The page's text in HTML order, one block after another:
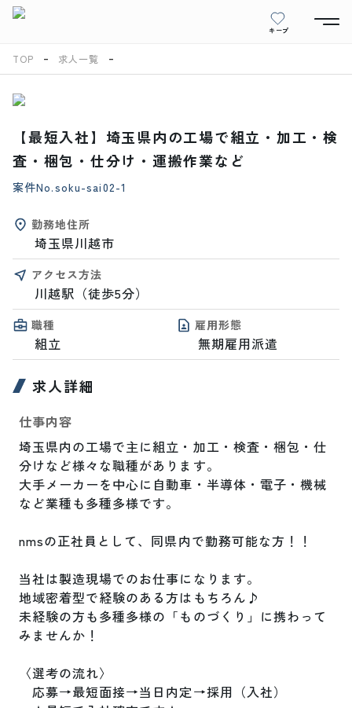
キープ
TOP 求人一覧
【最短入社】埼玉県内の工場で組立・加工・検
査・梱包・仕分け・運搬作業など
案件No.soku-sai02-1
勤務地住所
埼玉県川越市
アクセス方法
川越駅（徒歩5分）
職種
組立
雇用形態
無期雇用派遣
求人詳細
仕事内容
埼玉県内の工場で主に組立・加工・検査・梱包・仕
分けなど様々な職種があります。
大手メーカーを中心に自動車・半導体・電子・機械
など業種も多種多様です。
nmsの正社員として、同県内で勤務可能な方！！
当社は製造現場でのお仕事になります。
地域密着型で経験のある方はもちろん♪
未経験の方も多種多様の「ものづくり」に携わって
みませんか！
〈選考の流れ〉
応募→最短面接→当日内定→採用（入社）